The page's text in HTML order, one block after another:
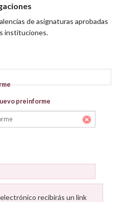
de asignaturas aprobadas
instituciones.
preinforme
recibirás un link